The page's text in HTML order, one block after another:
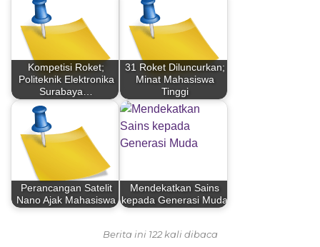
Kompetisi Roket;
Politeknik Elektronika
Surabaya…
31 Roket Diluncurkan;
Minat Mahasiswa
Tinggi
Perancangan Satelit
Nano Ajak Mahasiswa
Mendekatkan Sains
kepada Generasi Muda
Berita ini 122 kali dibaca